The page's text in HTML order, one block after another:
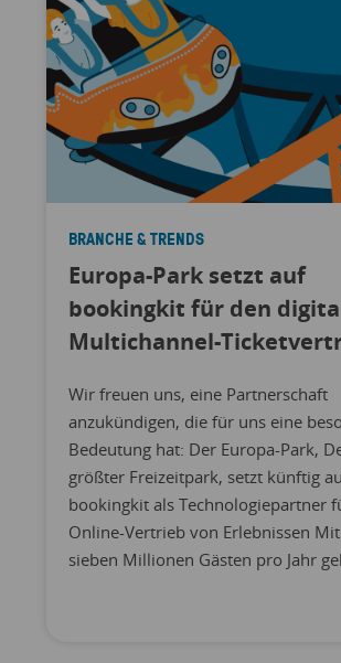
BRANCHE & TRENDS
Europa-Park setzt auf
bookingkit für den
Multichannel-
Wir freuen uns, eine Partnerschaft
anzukündigen, die für uns eine
Bedeutung hat: Der Europa-Park,
größter Freizeitpark, setzt künftig
bookingkit als Technologiepartner
Online-Vertrieb von Erlebnissen
sieben Millionen Gästen pro Jahr